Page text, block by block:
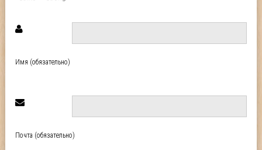
Имя (обязательно)
Почта (обязательно)